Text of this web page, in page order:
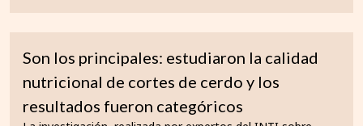
Son los principales: estudiaron la calidad
nutricional de cortes de cerdo y los
resultados fueron categóricos